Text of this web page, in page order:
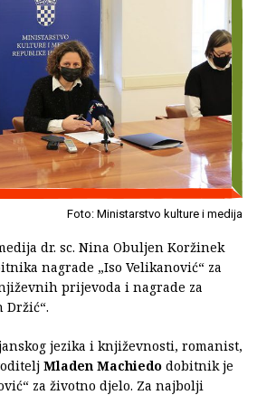
Foto: Ministarstvo kulture i medija
dr. sc. Nina Obuljen Koržinek
nagrade „Iso Velikanović“ za
prijevoda i nagrade za
Držić“.
jezika i književnosti, romanist,
Mladen Machiedo dobitnik je
za životno djelo. Za najbolji